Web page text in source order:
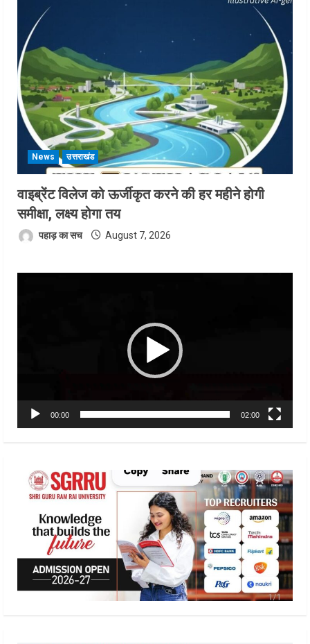
News उत्तराखंड
वाइब्रेंट विलेज को ऊर्जीकृत करने की हर महीने होगी
समीक्षा, लक्ष्य होगा तय
पहाड़ का सच August 7, 2026
00:00 02:00